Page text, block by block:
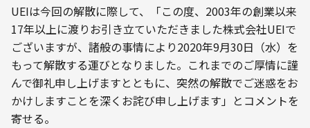
UEIは今回の解散に際して、「この度、2003年の創業以来
17年以上に渡りお引き立ていただきました株式会社UEIで
ございますが、諸般の事情により2020年9月30日（水）を
もって解散する運びとなりました。これまでのご厚情に謹
んで御礼申し上げますとともに、突然の解散でご迷惑をお
かけしますことを深くお詫び申し上げます」とコメントを
寄せる。